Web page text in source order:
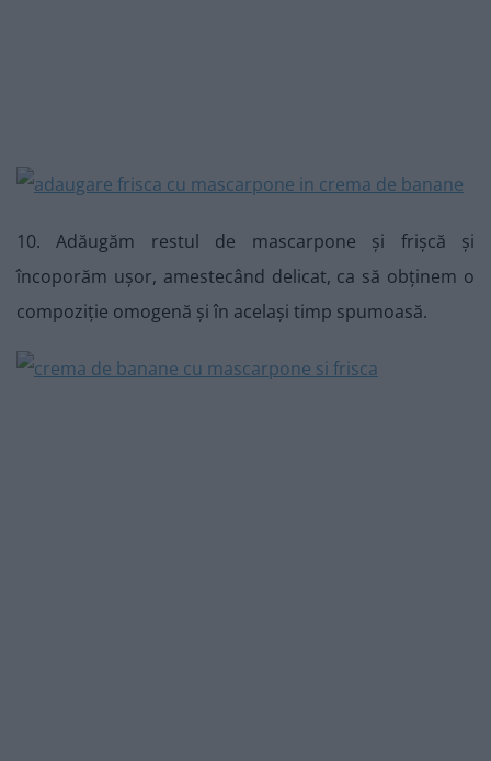
10. Adăugăm restul de mascarpone și frișcă și
încoporăm ușor, amestecând delicat, ca să obținem o
compoziție omogenă și în același timp spumoasă.